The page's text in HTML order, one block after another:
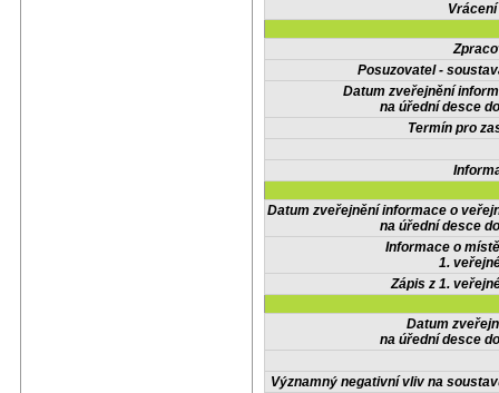
Posuzovatel -
Datum zveřejnění
na úřední desce
Termín pro
Datum zveřejnění informace o
na úřední desce
Informace o
1.
Zápis z 1.
Datum
na úřední desce
Významný negativní vliv na